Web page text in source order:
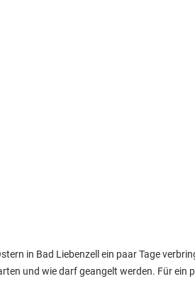
in Bad Liebenzell ein paar Tage
und wie darf geangelt werden. Für ein